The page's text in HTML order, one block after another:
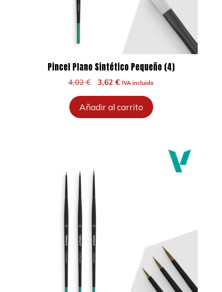
Pincel Plano Sintético Pequeño (4)
4,02€
El
original
era:
3,62 €El
actual
es:
IVA incluido
Añadir al carrito